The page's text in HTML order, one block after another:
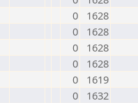
0
1628
0
1628
0
1628
0
1628
0
1619
0
1632